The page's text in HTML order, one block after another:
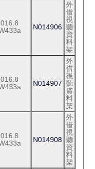
016.8
N014906
外
借
視
聽
資
料
架
016.8
N014907
外
借
視
聽
資
料
架
016.8
N014908
外
借
視
聽
資
料
架